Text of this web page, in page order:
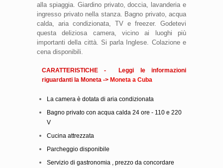
alla spiaggia. Giardino privato, doccia, lavanderia e
ingresso privato nella stanza. Bagno privato, acqua
calda, aria condizionata, TV e freezer. Godetevi
questa deliziosa camera, vicino ai luoghi più
importanti della città. Si parla Inglese. Colazione e
cena disponibili.
CARATTERISTICHE - Leggi le informazioni
riguardanti la Moneta -> Moneta a Cuba
La camera è dotata di aria condizionata
Bagno privato con acqua calda 24 ore - 110 e 220
V
Cucina attrezzata
Parcheggio disponibile
Servizio di gastronomia , prezzo da concordare